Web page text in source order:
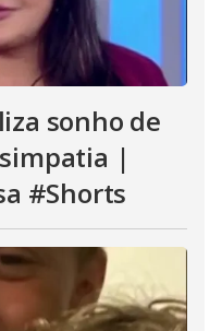
sonho de
|
#Shorts